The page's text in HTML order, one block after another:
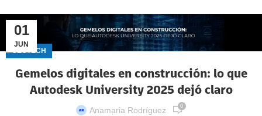
01
JUN
GECTECH
Gemelos digitales en construcción: lo que
Autodesk University 2025 dejó claro
Anamaria Rodríguez 0